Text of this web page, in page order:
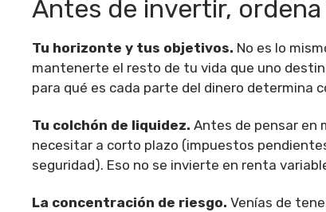
Antes de invertir,
Tu horizonte y tus objetivos. No es lo
mantenerte el resto de tu vida que uno
para qué es cada parte del dinero determina
Tu colchón de liquidez. Antes de pensar en
necesitar a corto plazo (impuestos
seguridad). Eso no se invierte en renta
La concentración de riesgo. Venías de